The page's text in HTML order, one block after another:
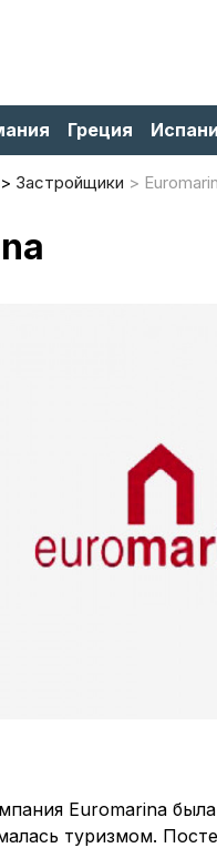
Греция
Застройщики
Euromarina
туризмом.